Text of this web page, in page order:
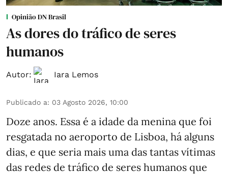
Opinião DN Brasil
As dores do tráfico de seres
humanos
Autor: Iara Lemos
Publicado a: 03 Agosto 2026, 10:00
Doze anos. Essa é a idade da menina que foi
resgatada no aeroporto de Lisboa, há alguns
dias, e que seria mais uma das tantas vítimas
das redes de tráfico de seres humanos que